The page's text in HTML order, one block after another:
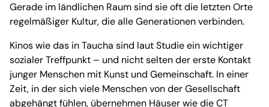
Gerade im ländlichen Raum sind sie oft die letzten Orte
regelmäßiger Kultur, die alle Generationen verbinden.
Kinos wie das in Taucha sind laut Studie ein wichtiger
sozialer Treffpunkt – und nicht selten der erste Kontakt
junger Menschen mit Kunst und Gemeinschaft. In einer
Zeit, in der sich viele Menschen von der Gesellschaft
abgehängt fühlen, übernehmen Häuser wie die CT